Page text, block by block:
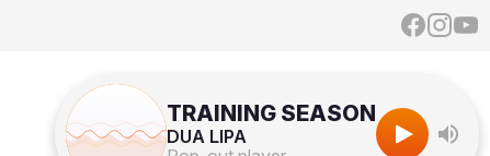
TRAINING SEASON
DUA LIPA